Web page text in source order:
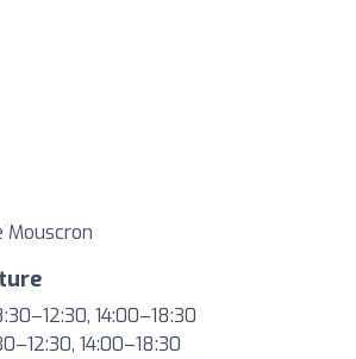
Mouscron
14:00–18:30
14:00–18:30